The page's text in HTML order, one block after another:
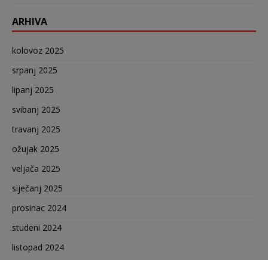
ARHIVA
kolovoz 2025
srpanj 2025
lipanj 2025
svibanj 2025
travanj 2025
ožujak 2025
veljača 2025
siječanj 2025
prosinac 2024
studeni 2024
listopad 2024